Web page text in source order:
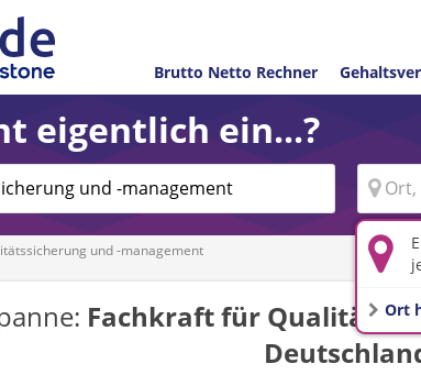
Brutto Netto Rechner
eigentlich ein...?
Ort
und -management
Fachkraft für